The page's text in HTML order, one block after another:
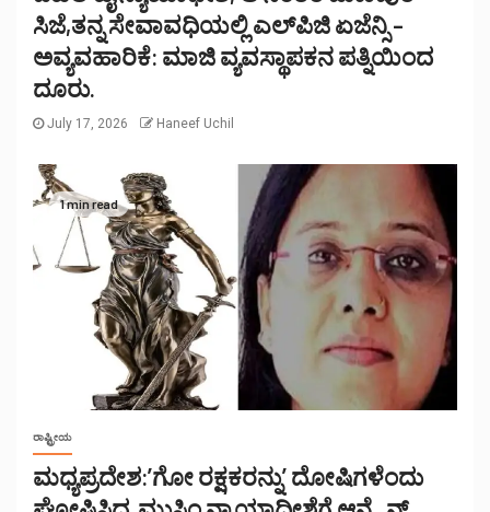
ಸಿಜೆ,ತನ್ನ ಸೇವಾವಧಿಯಲ್ಲಿ ಎಲ್‌ಪಿಜಿ ಏಜೆನ್ಸಿ –
ಅವ್ಯವಹಾರಿಕೆ: ಮಾಜಿ ವ್ಯವಸ್ಥಾಪಕನ ಪತ್ನಿಯಿಂದ
ದೂರು.
July 17, 2026 Haneef Uchil
1 min read
ರಾಷ್ಟ್ರೀಯ
ಮಧ್ಯಪ್ರದೇಶ:’ಗೋ ರಕ್ಷಕರನ್ನು’ ದೋಷಿಗಳೆಂದು